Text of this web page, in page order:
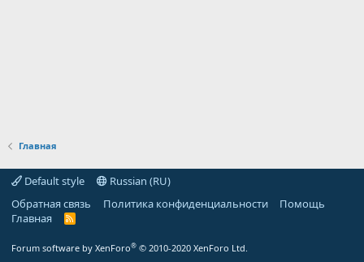
Главная
Default style
Russian (RU)
Обратная связь
Политика конфиденциальности
Помощь
Главная
R
Forum software by XenForo® © 2010-2020 XenForo Ltd.